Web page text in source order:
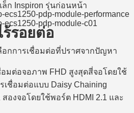
ก Inspiron รุ่นก่อนหน้า
รอยต่อ
อกการเชื่อมต่อที่ปราศจากปัญหา
อมต่อจอภาพ FHD สูงสุดสี่จอโดยใช้
เชื่อมต่อแบบ Daisy Chaining
องจอโดยใช้พอร์ต HDMI 2.1 และ